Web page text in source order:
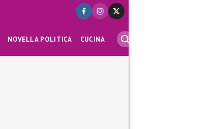
NOVELLA POLITICA CUCINA